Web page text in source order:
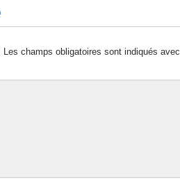
Les champs obligatoires sont indiqués avec